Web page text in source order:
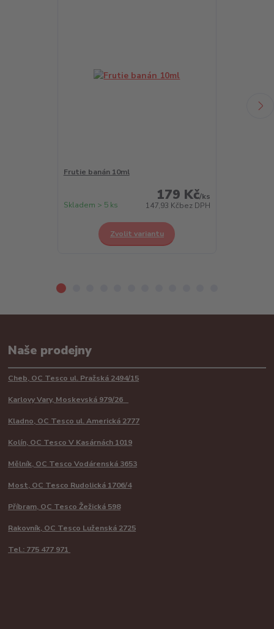
Frutie banán 10ml
179 Kč/ks
147,93 Kčbez DPH
Skladem > 5 ks
Zvolit variantu
Naše prodejny
Cheb, OC Tesco ul. Pražská 2494/15
Karlovy Vary, Moskevská 979/26
Kladno, OC Tesco ul. Americká 2777
Kolín, OC Tesco V Kasárnách 1019
Mělník, OC Tesco Vodárenská 3653
Most, OC Tesco Rudolická 1706/4
Příbram, OC Tesco Žežická 598
Rakovník, OC Tesco Luženská 2725
Tel.: 775 477 971